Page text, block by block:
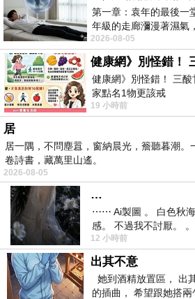
而且在有保障的大平台，可退
安啦！
最後跟大家說 【ESTEE
ANR高效修護組 最近真的很熱
看到便宜就要快衝
有可能下一分鐘送禮就缺貨了
其他價格的部份及細節寫在這
商品的介紹寫在下面可以先稍
第一章：袁年的最後一
年級的走廊瀰漫著濕氣
微微捲起。 堯禹舜站在
2026-08-05
健康網》別怪錯！ 三
家點名1物更該戒
https://
19 小時前
居
居一隅，不問塵囂，窗納晨光，簷聽暮潮
卷詩書，藏萬里山遙。
2026-08-05
…
⋯⋯ Ai製圖 。 白色秋
感。 不過我不討厭。
昨中
12 小時前
出其不意
她到酒精放置區， 出
的插曲， 希望跟她搭